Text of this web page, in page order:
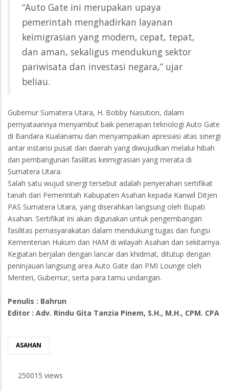
“Auto Gate ini merupakan upaya
pemerintah menghadirkan layanan
keimigrasian yang modern, cepat, tepat,
dan aman, sekaligus mendukung sektor
pariwisata dan investasi negara,” ujar
beliau.
Gubernur Sumatera Utara, H. Bobby Nasution, dalam
pernyataannya menyambut baik penerapan teknologi Auto Gate
di Bandara Kualanamu dan menyampaikan apresiasi atas sinergi
antar instansi pusat dan daerah yang diwujudkan melalui hibah
dan pembangunan fasilitas keimigrasian yang merata di
Sumatera Utara.
Salah satu wujud sinergi tersebut adalah penyerahan sertifikat
tanah dari Pemerintah Kabupaten Asahan kepada Kanwil Ditjen
PAS Sumatera Utara, yang diserahkan langsung oleh Bupati
Asahan. Sertifikat ini akan digunakan untuk pengembangan
fasilitas pemasyarakatan dalam mendukung tugas dan fungsi
Kementerian Hukum dan HAM di wilayah Asahan dan sekitarnya.
Kegiatan berjalan dengan lancar dan khidmat, ditutup dengan
peninjauan langsung area Auto Gate dan PMI Lounge oleh
Menteri, Gubernur, serta para tamu undangan.
Penulis : Bahrun
Editor : Adv. Rindu Gita Tanzia Pinem, S.H., M.H., CPM. CPA
ASAHAN
250015 views